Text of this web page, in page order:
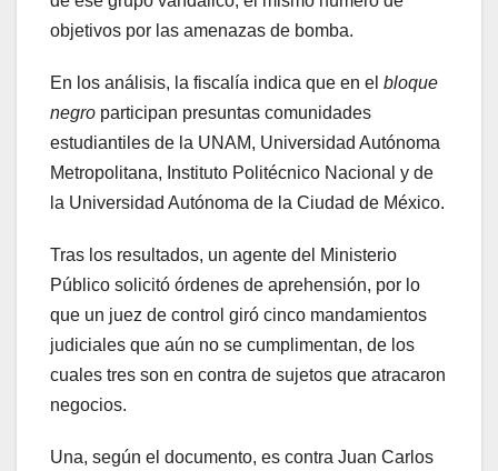
objetivos por las amenazas de bomba.
En los análisis, la fiscalía indica que en el bloque
negro participan presuntas comunidades
estudiantiles de la UNAM, Universidad Autónoma
Metropolitana, Instituto Politécnico Nacional y de
la Universidad Autónoma de la Ciudad de México.
Tras los resultados, un agente del Ministerio
Público solicitó órdenes de aprehensión, por lo
que un juez de control giró cinco mandamientos
judiciales que aún no se cumplimentan, de los
cuales tres son en contra de sujetos que atracaron
negocios.
Una, según el documento, es contra Juan Carlos